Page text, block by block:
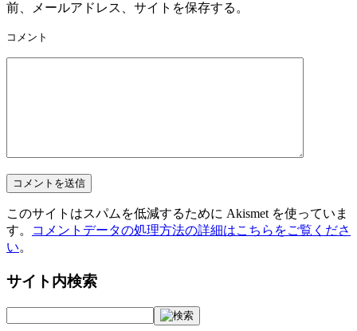
前、メールアドレス、サイトを保存する。
コメント
このサイトはスパムを低減するために Akismet を使っていま
す。
コメントデータの処理方法の詳細はこちらをご覧くださ
い。
サイト内検索